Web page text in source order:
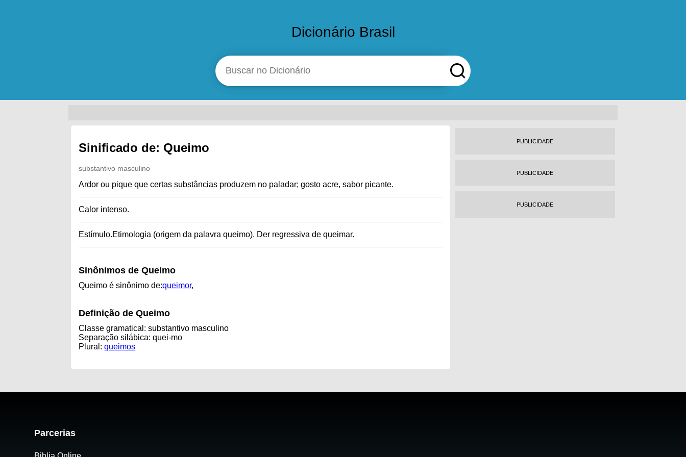
Dicionário Brasil
Sinificado de: Queimo
substantivo masculino
Ardor ou pique que certas substâncias produzem no paladar; gosto acre, sabor picante.
Calor intenso.
Estímulo.Etimologia (origem da palavra queimo). Der regressiva de queimar.
Sinônimos de Queimo
Queimo é sinônimo de:queimor,
Definição de Queimo
Classe gramatical: substantivo masculino
Separação silábica: quei-mo
Plural:queimos
PUBLICIDADE
PUBLICIDADE
PUBLICIDADE
Parcerias